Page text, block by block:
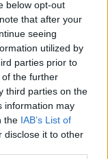
below opt-out
that after your
seeing
utilized by
parties prior to
the further
third parties on the
information may
the IAB’s List of
disclose it to other